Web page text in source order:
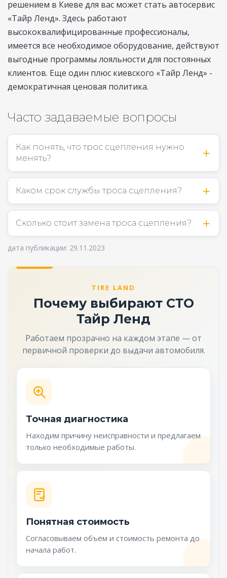
решением в Киеве для вас может стать автосервис
«Тайр Ленд». Здесь работают
высококвалифицированные профессионалы,
имеется все необходимое оборудование, действуют
выгодные программы лояльности для постоянных
клиентов. Еще один плюс киевского «Тайр Ленд» -
демократичная ценовая политика.
Часто задаваемые вопросы
Как понять, что трос сцепления нужно
менять?
Каком срок службы троса сцепления?
Сколько стоит замена троса сцепления?
дата публикации: 29.11.2023
TIRE LAND
Почему выбирают СТО
Тайр Ленд
Работаем прозрачно на каждом этапе — от
первичной проверки до выдачи автомобиля.
Точная диагностика
Находим причину неисправности и предлагаем
только необходимые работы.
Понятная стоимость
Согласовываем объём и стоимость ремонта до
начала работ.